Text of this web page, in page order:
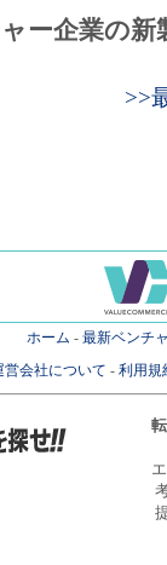
ー企業の新
>>
ホーム - 最新ベンチ
営会社について - 利用規